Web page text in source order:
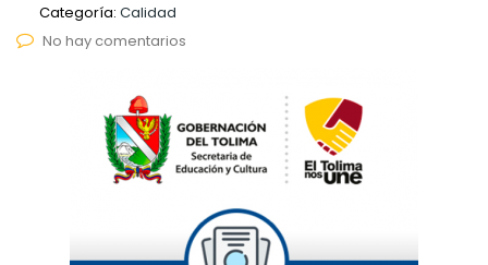
Categoría: Calidad
No hay comentarios